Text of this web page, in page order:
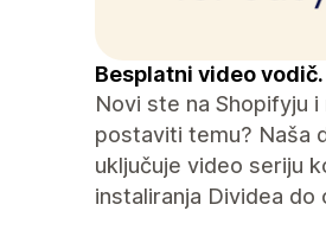
Besplatni video vodič.
Novi ste na Shopifyju
postaviti temu? Naša
uključuje video seriju
instaliranja Dividea do